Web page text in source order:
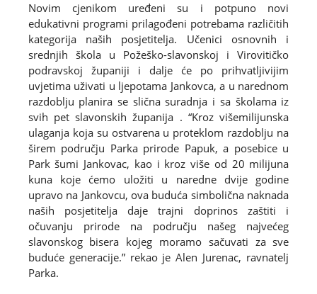
Novim cjenikom uređeni su i potpuno novi
edukativni programi prilagođeni potrebama različitih
kategorija naših posjetitelja. Učenici osnovnih i
srednjih škola u Požeško-slavonskoj i Virovitičko
podravskoj županiji i dalje će po prihvatljivijim
uvjetima uživati u ljepotama Jankovca, a u narednom
razdoblju planira se slična suradnja i sa školama iz
svih pet slavonskih županija . “Kroz višemilijunska
ulaganja koja su ostvarena u proteklom razdoblju na
širem području Parka prirode Papuk, a posebice u
Park šumi Jankovac, kao i kroz više od 20 milijuna
kuna koje ćemo uložiti u naredne dvije godine
upravo na Jankovcu, ova buduća simbolična naknada
naših posjetitelja daje trajni doprinos zaštiti i
očuvanju prirode na području našeg najvećeg
slavonskog bisera kojeg moramo sačuvati za sve
buduće generacije.” rekao je Alen Jurenac, ravnatelj
Parka.